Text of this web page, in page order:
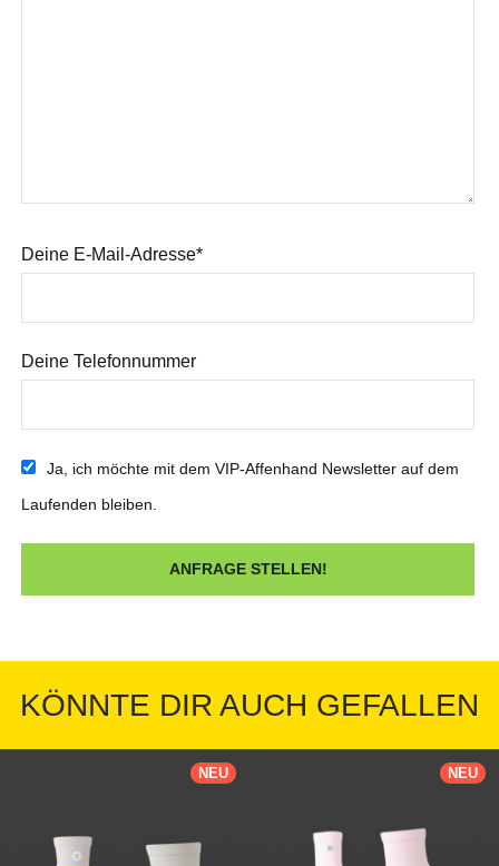
Deine E-Mail-Adresse*
Deine Telefonnummer
Ja, ich möchte mit dem VIP-Affenhand Newsletter auf dem
Laufenden bleiben.
KÖNNTE DIR AUCH GEFALLEN
NEU NEU